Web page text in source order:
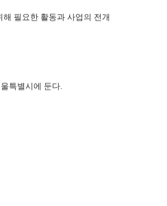
필요한 활동과 사업의 전개
특별시에 둔다.